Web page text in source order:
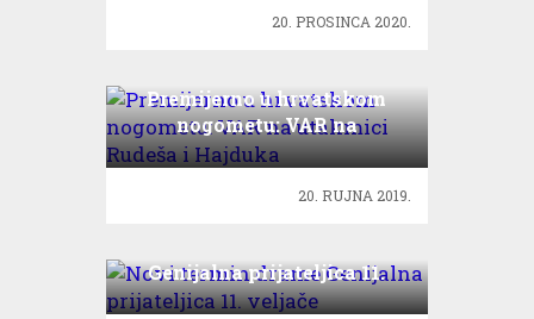
20. PROSINCA 2020.
Premijerno u hrvatskom
nogometu: VAR na
utakmici Rudeša i Hajduka
20. RUJNA 2019.
Genijalna prijateljica 11.
veljače